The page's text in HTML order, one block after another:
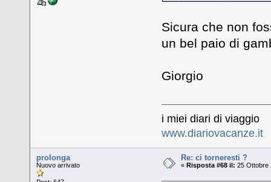
Sicura che non
un bel paio di
Giorgio
i miei diari di viaggio
www.diariovacanze.it
prolonga
Nuovo arrivato
Re: ci torneresti ?
«Risposta #68 il: 25 Ottobre